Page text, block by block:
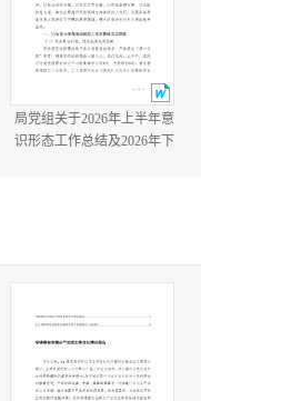
局党组关于2026年上半年意
识形态工作总结及2026年下